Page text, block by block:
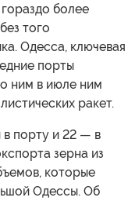
более
того
Одесса, ключевая
порты
ним в июле ним
ракет.
в порту и 22 — в
зерна из
которые
Одессы. Об